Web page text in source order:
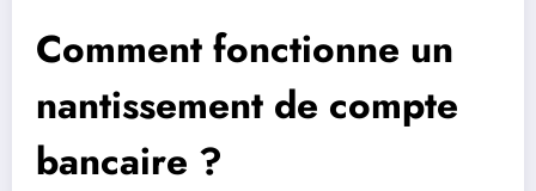
Comment fonctionne un
nantissement de compte
bancaire ?